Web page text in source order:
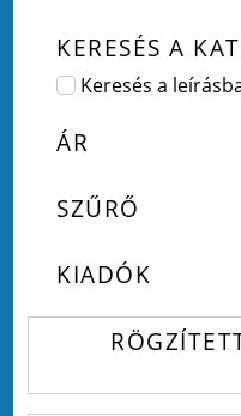
KERESÉS A
Keresés a
ÁR
SZŰRŐ
KIADÓK